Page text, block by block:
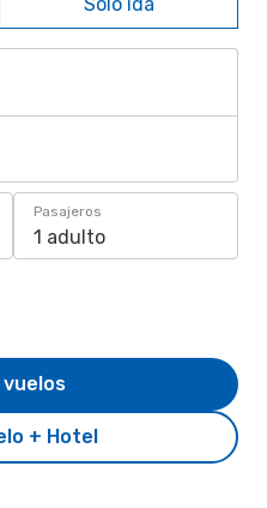
Pasajeros
1 adulto
+ Hotel